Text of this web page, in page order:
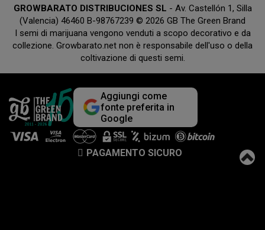
GROWBARATO DISTRIBUCIONES SL - Av. Castellón 1, Silla
(Valencia) 46460 B-98767239 © 2026 GB The Green Brand
I semi di marijuana vengono venduti a scopo decorativo e da
collezione. Growbarato.net non è responsabile dell'uso o della
coltivazione di questi semi.
Aggiungi come
fonte preferita in
Google
PAGAMENTO SICURO